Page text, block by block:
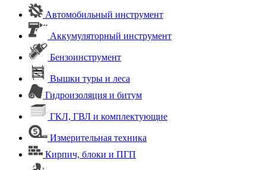
Автомобильный инструмент
Аккумуляторный инструмент
Бензоинструмент
Вышки туры и леса
Гидроизоляция и битум
ГКЛ, ГВЛ и комплектующие
Измерительная техника
Кирпич, блоки и ПГП